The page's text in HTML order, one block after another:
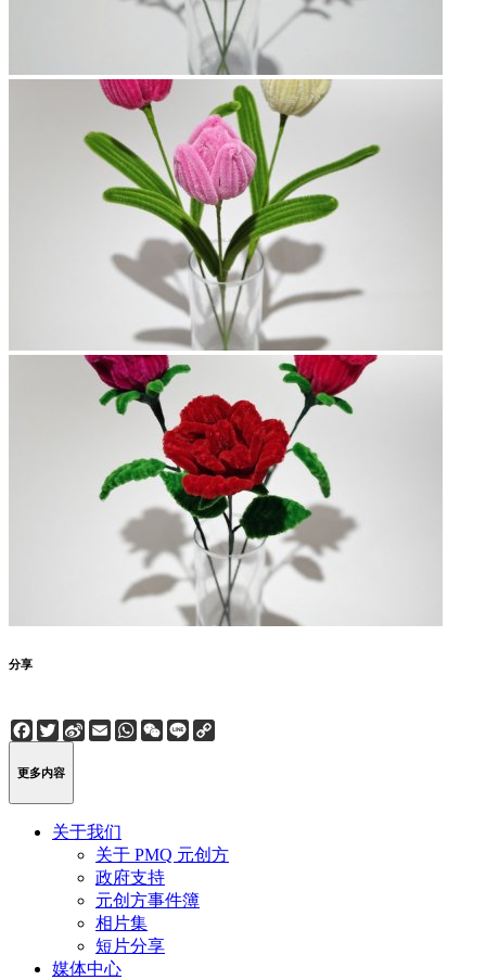
分享
Facebook
Twitter
Sina
Weibo
EmailWhatsApp
WeChat
Line
更多内容
关于我们
关于 PMQ 元创方
政府支持
元创方事件簿
相片集
短片分享
媒体中心